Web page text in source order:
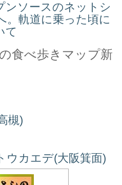
ンソースのネットシ
。軌道に乗った頃に
て
食べ歩きマップ新
槻)
ウカエデ(大阪箕面)